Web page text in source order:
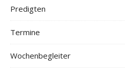
Predigten
Termine
Wochenbegleiter